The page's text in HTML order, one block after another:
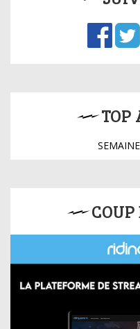
TOP
SEMAINE
COUP